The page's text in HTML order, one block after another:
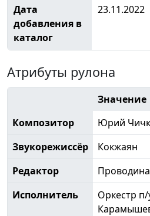
Дата
добавления в
каталог
23.11.2022
Атрибуты рулона
Значение
Композитор
Юрий
Звукорежиссёр
Кокжаян
Редактор
Проводина
Исполнитель
Оркестр